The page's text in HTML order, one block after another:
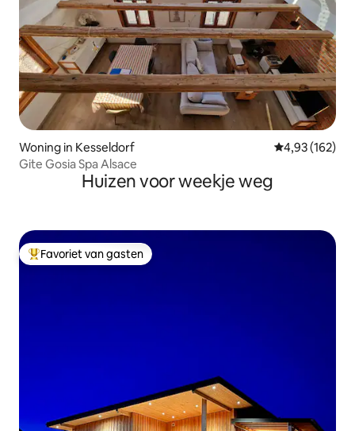
Woning in Kesseldorf Gemiddelde
4,93 (162)
Gite Gosia Spa Alsace
Huizen voor weekje weg
Topfavoriet van gasten
Favoriet van gasten